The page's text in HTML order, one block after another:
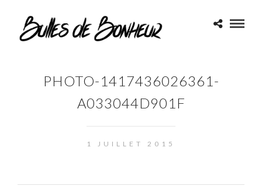
PHOTO-1417436026361-
A033044D901F
1 JUILLET 2015